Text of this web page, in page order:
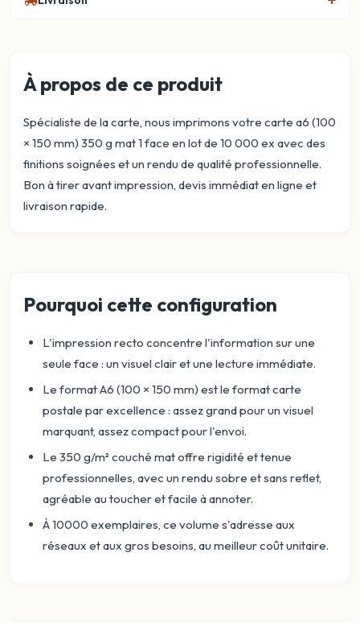
À propos de ce produit
Spécialiste de la carte, nous imprimons votre carte a6 (100
× 150 mm) 350 g mat 1 face en lot de 10 000 ex avec des
finitions soignées et un rendu de qualité professionnelle.
Bon à tirer avant impression, devis immédiat en ligne et
livraison rapide.
Pourquoi cette configuration
L'impression recto concentre l'information sur une
seule face : un visuel clair et une lecture immédiate.
Le format A6 (100 × 150 mm) est le format carte
postale par excellence : assez grand pour un visuel
marquant, assez compact pour l'envoi.
Le 350 g/m² couché mat offre rigidité et tenue
professionnelles, avec un rendu sobre et sans reflet,
agréable au toucher et facile à annoter.
À 10000 exemplaires, ce volume s'adresse aux
réseaux et aux gros besoins, au meilleur coût unitaire.